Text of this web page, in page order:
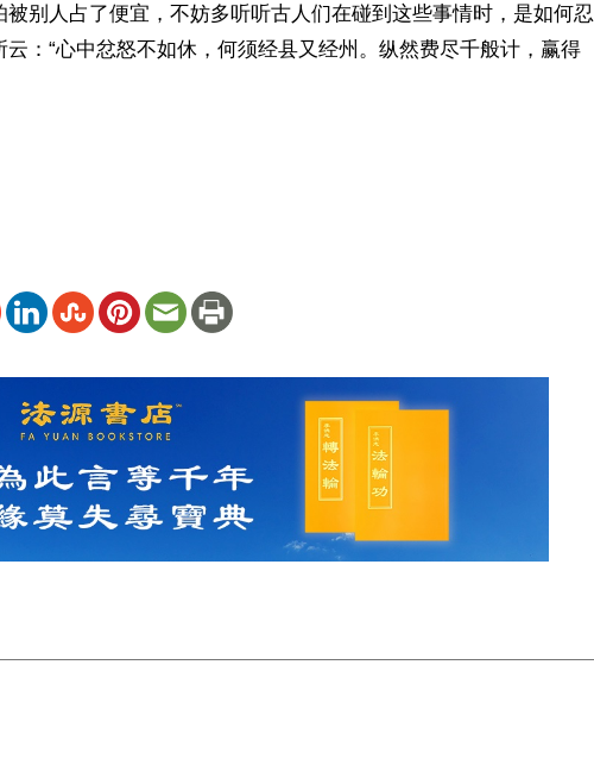
别人占了便宜，不妨多听听古人们在碰到这些事情时，是如何忍
：“心中忿怒不如休，何须经县又经州。纵然费尽千般计，赢得